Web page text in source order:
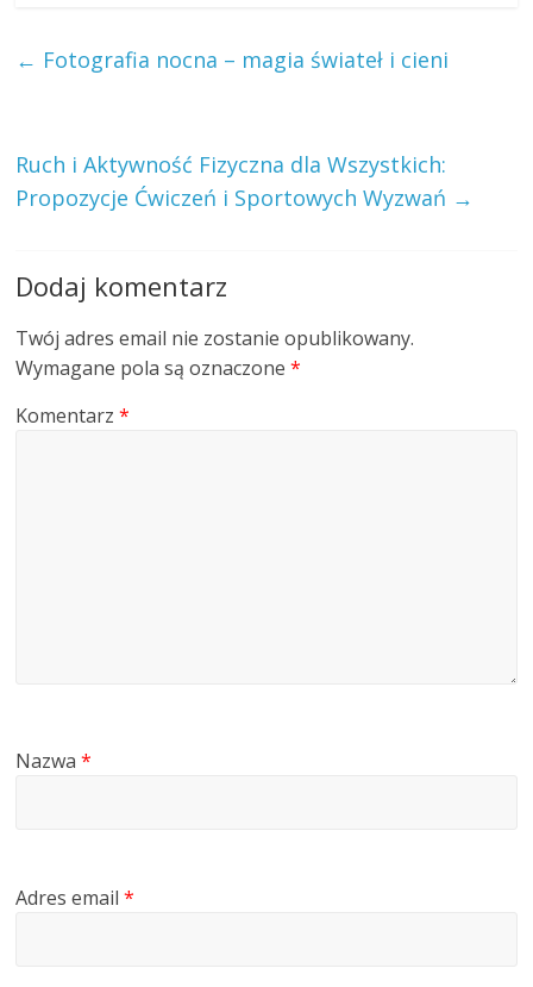
← Fotografia nocna – magia świateł i cieni
Ruch i Aktywność Fizyczna dla Wszystkich:
Propozycje Ćwiczeń i Sportowych Wyzwań →
Dodaj komentarz
Twój adres email nie zostanie opublikowany.
Wymagane pola są oznaczone*
Komentarz*
Nazwa*
Adres email*